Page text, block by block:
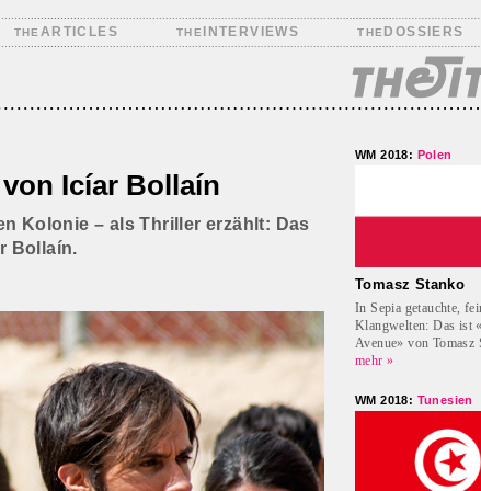
THE ARTICLES THE INTERVIEWS THE DOSSIERS
Icíar Bollaín
Kolonie – als Thriller erzählt: Das
Bollaín.
WM 2018: Polen
Tomasz Stanko
In Sepia getauchte,
Klangwelten: Das ist
Avenue» von Tomasz
mehr »
WM 2018: Tunesien